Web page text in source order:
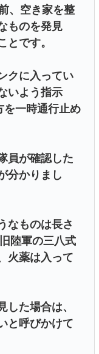
、空き家を整
ものを発見
とです。
クに入ってい
いよう指示
を一時通行止め
員が確認した
分かりまし
なものは長さ
陸軍の三八式
火薬は入って
した場合は、
と呼びかけて